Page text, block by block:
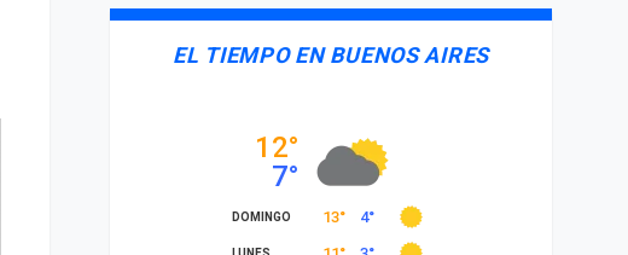
EL TIEMPO EN BUENOS AIRES